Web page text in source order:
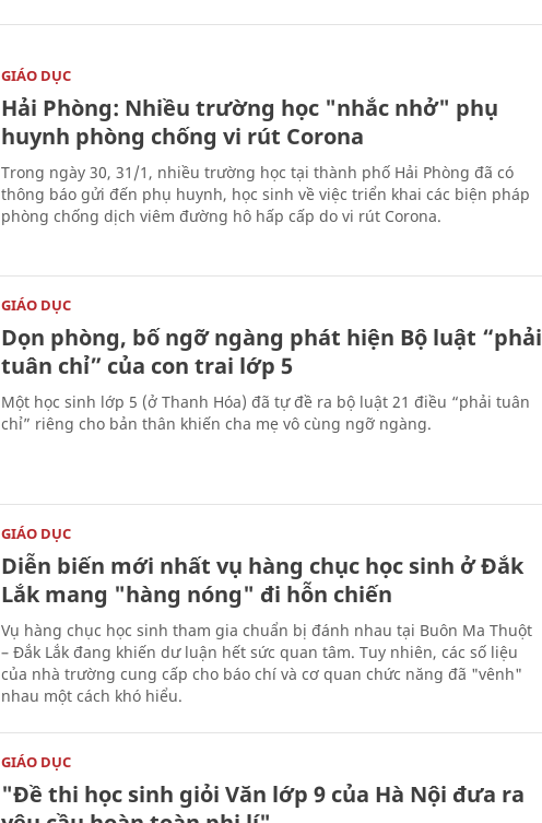
GIÁO DỤC
Hải Phòng: Nhiều trường học "nhắc nhở" phụ
huynh phòng chống vi rút Corona
Trong ngày 30, 31/1, nhiều trường học tại thành phố Hải Phòng đã có
thông báo gửi đến phụ huynh, học sinh về việc triển khai các biện pháp
phòng chống dịch viêm đường hô hấp cấp do vi rút Corona.
GIÁO DỤC
Dọn phòng, bố ngỡ ngàng phát hiện Bộ luật “phải
tuân chỉ” của con trai lớp 5
Một học sinh lớp 5 (ở Thanh Hóa) đã tự đề ra bộ luật 21 điều “phải tuân
chỉ” riêng cho bản thân khiến cha mẹ vô cùng ngỡ ngàng.
GIÁO DỤC
Diễn biến mới nhất vụ hàng chục học sinh ở Đắk
Lắk mang "hàng nóng" đi hỗn chiến
Vụ hàng chục học sinh tham gia chuẩn bị đánh nhau tại Buôn Ma Thuột
– Đắk Lắk đang khiến dư luận hết sức quan tâm. Tuy nhiên, các số liệu
của nhà trường cung cấp cho báo chí và cơ quan chức năng đã "vênh"
nhau một cách khó hiểu.
GIÁO DỤC
"Đề thi học sinh giỏi Văn lớp 9 của Hà Nội đưa ra